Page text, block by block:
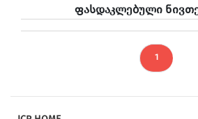
ფასდაკლებული
1